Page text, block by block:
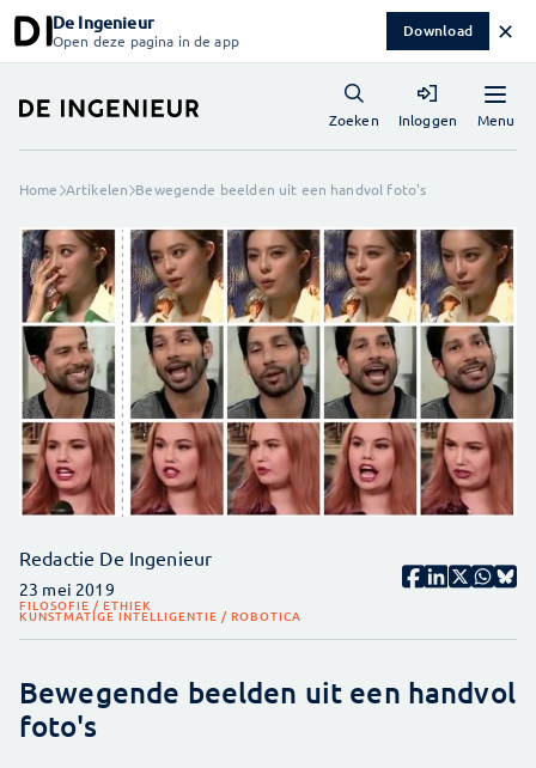
De Ingenieur
Open deze pagina in de app Download ✕
Menu
Zoeken Inloggen
Home Artikelen Bewegende beelden uit een handvol foto's
Redactie De Ingenieur
23 mei 2019
FILOSOFIE / ETHIEK
KUNSTMATIGE INTELLIGENTIE / ROBOTICA
Bewegende beelden uit een handvol
foto's